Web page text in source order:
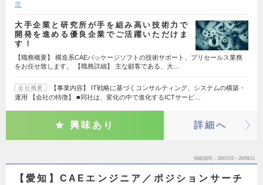
度
大手企業と研究所が手を組み高い技術力で
開発を進める優良企業でご活躍いただけま
す！
【職務概要】 構造系CAEパッケージソフトの技術サポート、プリセールス業務
をお任せ致します。 【職務詳細】 主な顧客である、大…
会社概要
【事業内容】 IT戦略に基づくコンサルティング、システムの構築・
運用 【会社の特徴】 ■同社は、変化の中で進化するICTサービ…
興味あり 詳細へ
掲載期間 26/07/23～26/08/11
【愛知】CAEエンジニア／ポジションサーチ